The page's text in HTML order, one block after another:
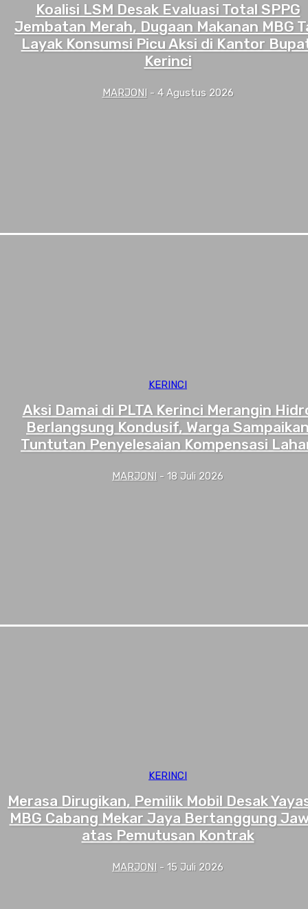
Koalisi LSM Desak Evaluasi Total SPPG
Jembatan Merah, Dugaan Makanan MBG
Layak Konsumsi Picu Aksi di Kantor
Kerinci
MARJONI - 4 Agustus 2026
KERINCI
Aksi Damai di PLTA Kerinci Merangin
Berlangsung Kondusif, Warga
Tuntutan Penyelesaian Kompensasi
MARJONI - 18 Juli 2026
KERINCI
Merasa Dirugikan, Pemilik Mobil Desak
MBG Cabang Mekar Jaya Bertanggung
atas Pemutusan Kontrak
MARJONI - 15 Juli 2026